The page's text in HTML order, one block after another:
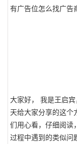
有广告位怎么找广告
大家好， 我是王启
天给大家分享的这个
们用心看，仔细阅读
过程中遇到的类似问